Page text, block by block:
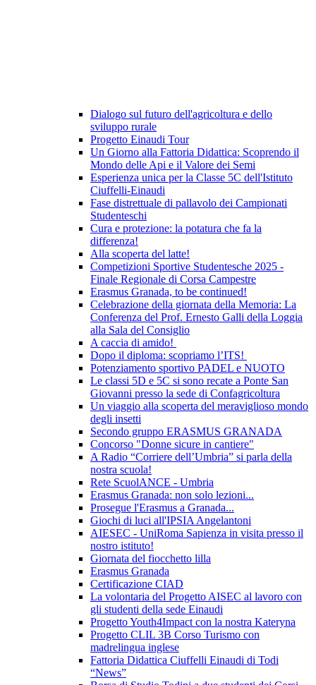
Dialogo sul futuro dell'agricoltura e dello
sviluppo rurale
Progetto Einaudi Tour
Un Giorno alla Fattoria Didattica: Scoprendo il
Mondo delle Api e il Valore dei Semi
Esperienza unica per la Classe 5C dell'Istituto
Ciuffelli-Einaudi
Fase distrettuale di pallavolo dei Campionati
Studenteschi
Cura e protezione: la potatura che fa la
differenza!
Alla scoperta del latte!
Competizioni Sportive Studentesche 2025 -
Finale Regionale di Corsa Campestre
Erasmus Granada, to be continued!
Celebrazione della giornata della Memoria: La
Conferenza del Prof. Ernesto Galli della Loggia
alla Sala del Consiglio
A caccia di amido!
Dopo il diploma: scopriamo l’ITS!
Potenziamento sportivo PADEL e NUOTO
Le classi 5D e 5C si sono recate a Ponte San
Giovanni presso la sede di Confagricoltura
Un viaggio alla scoperta del meraviglioso mondo
degli insetti
Secondo gruppo ERASMUS GRANADA
Concorso "Donne sicure in cantiere"
A Radio “Corriere dell’Umbria” si parla della
nostra scuola!
Rete ScuolANCE - Umbria
Erasmus Granada: non solo lezioni...
Prosegue l'Erasmus a Granada...
Giochi di luci all'IPSIA Angelantoni
AIESEC - UniRoma Sapienza in visita presso il
nostro istituto!
Giornata del fiocchetto lilla
Erasmus Granada
Certificazione CIAD
La volontaria del Progetto AISEC al lavoro con
gli studenti della sede Einaudi
Progetto Youth4Impact con la nostra Kateryna
Progetto CLIL 3B Corso Turismo con
madrelingua inglese
Fattoria Didattica Ciuffelli Einaudi di Todi
“News”